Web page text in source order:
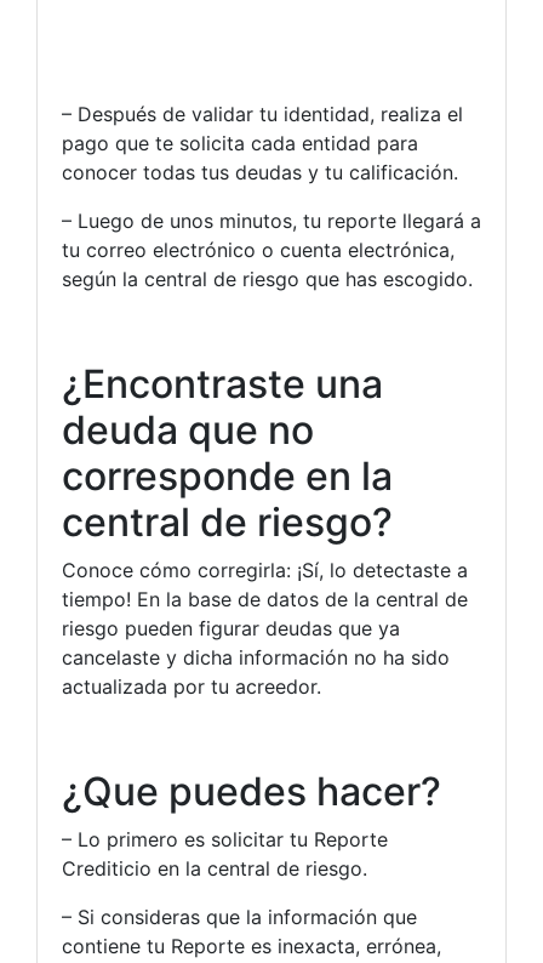
– Después de validar tu identidad, realiza el
pago que te solicita cada entidad para
conocer todas tus deudas y tu calificación.
– Luego de unos minutos, tu reporte llegará a
tu correo electrónico o cuenta electrónica,
según la central de riesgo que has escogido.
¿Encontraste una
deuda que no
corresponde en la
central de riesgo?
Conoce cómo corregirla: ¡Sí, lo detectaste a
tiempo! En la base de datos de la central de
riesgo pueden figurar deudas que ya
cancelaste y dicha información no ha sido
actualizada por tu acreedor.
¿Que puedes hacer?
– Lo primero es solicitar tu Reporte
Crediticio en la central de riesgo.
– Si consideras que la información que
contiene tu Reporte es inexacta, errónea,